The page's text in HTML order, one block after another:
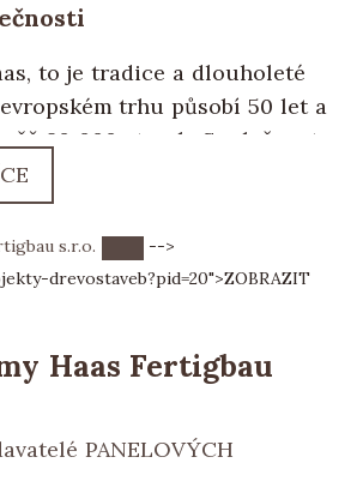
to je tradice a dlouholeté
trhu působí 50 let a
60 000 staveb. Společnost
je součástí rodinného koncernu
působí po celé Evropě.
systému
certifikované konstrukční
Protect ® nabízí difuzně
izolační stěny, které
koeficient prostupu tepla s
domů. Díky masivní
opláštění, jsou velice
s.r.o.
-->
drevostaveb?pid=20">ZOBRAZIT
Haas Fertigbau
PANELOVÝCH